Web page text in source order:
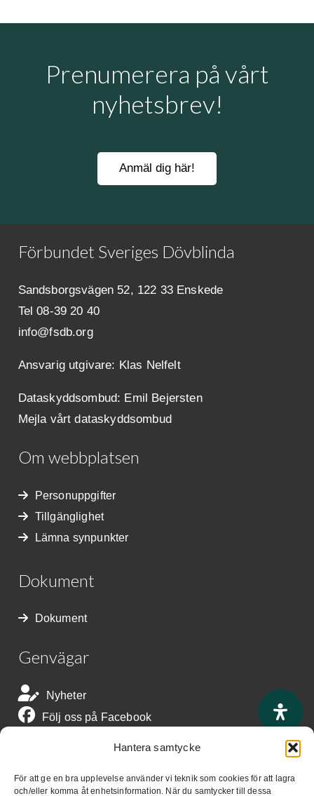
Hantera samtycke
För att ge en bra upplevelse använder vi teknik som cookies för att lagra
och/eller komma åt enhetsinformation. När du samtycker till dessa
Prenumerera på vårt
nyhetsbrev!
Anmäl dig här!
Förbundet Sveriges Dövblinda
Sandsborgsvägen 52, 122 33 Enskede
Tel 08-39 20 40
info@fsdb.org
Ansvarig utgivare: Klas Nelfelt
Dataskyddsombud: Emil Bejersten
Mejla vårt dataskyddsombud
Om webbplatsen
Personuppgifter
Tillgänglighet
Lämna synpunkter
Dokument
Dokument
Genvägar
Nyheter
Följ oss på Facebook
Snabbkommandon